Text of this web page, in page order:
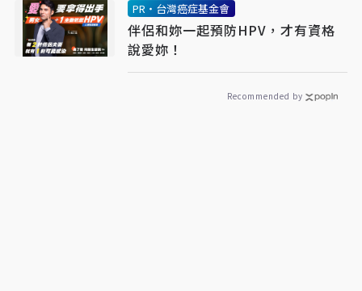
PR・台灣癌症基金會
伴侶和妳一起預防HPV，才有資格
說愛妳！
Recommended by